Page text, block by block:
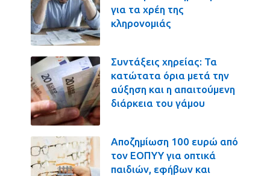
για τα χρέη της
κληρονομιάς
Συντάξεις χηρείας: Τα
κατώτατα όρια μετά την
αύξηση και η απαιτούμενη
διάρκεια του γάμου
Αποζημίωση 100 ευρώ από
τον ΕΟΠΥΥ για οπτικά
παιδιών, εφήβων και